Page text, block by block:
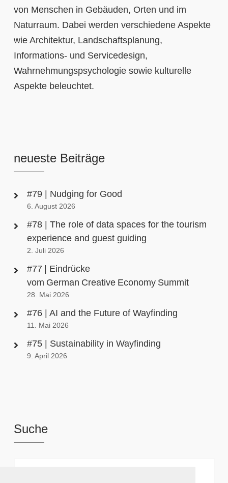
von Menschen in Gebäuden, Orten und im
Naturraum. Dabei werden verschiedene Aspekte
wie Architektur, Landschaftsplanung,
Informations- und Servicedesign,
Wahrnehmungspsychologie sowie kulturelle
Aspekte beleuchtet.
neueste Beiträge
#79 | Nudging for Good
6. August 2026
#78 | The role of data spaces for the tourism
experience and guest guiding
2. Juli 2026
#77 | Eindrücke
vom German Creative Economy Summit
28. Mai 2026
#76 | AI and the Future of Wayfinding
11. Mai 2026
#75 | Sustainability in Wayfinding
9. April 2026
Suche